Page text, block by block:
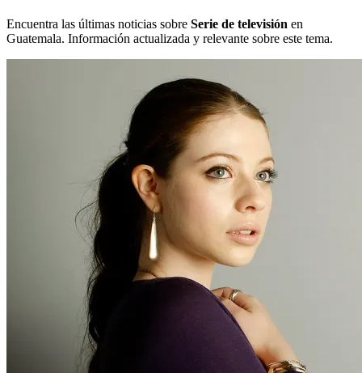
Encuentra las últimas noticias sobre Serie de televisión en
Guatemala. Información actualizada y relevante sobre este tema.